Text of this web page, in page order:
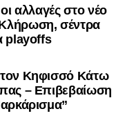
Στάγκου.
στις
παρελθόν
και από ομάδες
S. Maria
αλλαγές στο νέο
σέντρα
playoffs
Κηφισσό Κάτω
– Επιβεβαίωση